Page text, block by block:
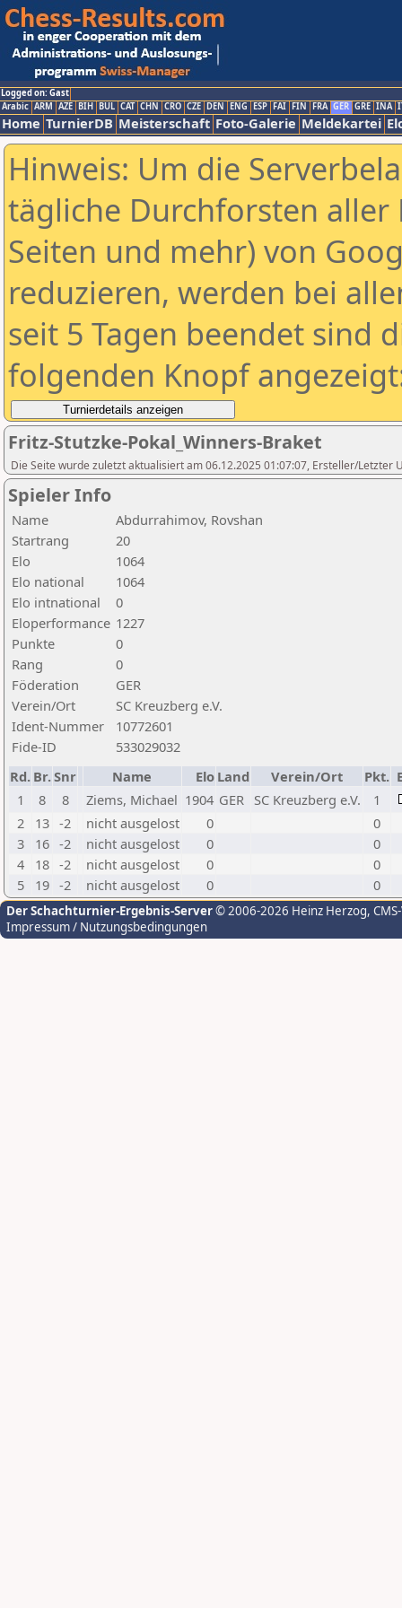
Logged on: Gast
Arabic ARM AZE BIH BUL CAT CHN CRO CZE DEN ENG ESP FAI FIN FRA GER GRE INA
Home TurnierDB Meisterschaft Foto-Galerie Meldekartei
Hinweis: Um die
tägliche Durchforsten aller
Seiten und mehr) von
reduzieren, werden bei
seit 5 Tagen beendet sind
folgenden Knopf
Fritz-Stutzke-Pokal_Winners-Braket
Die Seite wurde zuletzt aktualisiert am 06.12.2025 01:07:07, Ersteller/Letzter
Spieler Info
Name
Abdurrahimov, Rovshan
Startrang
20
Elo
1064
Elo national
1064
Elo intnational
0
Eloperformance 1227
Punkte
0
Rang
0
Föderation
GER
Verein/Ort
SC Kreuzberg e.V.
Ident-Nummer
10772601
Fide-ID
533029032
Rd. Br.Snr Name Elo Land Verein/Ort Pkt.
1
8 8 Ziems, Michael 1904 GER SC Kreuzberg e.V.
1
2
13 -2 nicht ausgelost 0
0
3
16 -2 nicht ausgelost 0
0
4
18 -2 nicht ausgelost 0
0
5
19 -2 nicht ausgelost 0 0
Der Schachturnier-Ergebnis-Server© 2006-2026 Heinz Herzog,
Impressum / Nutzungsbedingungen